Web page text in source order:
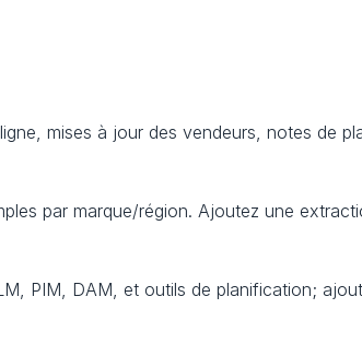
mises à jour des vendeurs, notes de
par marque/région. Ajoutez une
PIM, DAM, et outils de planification;